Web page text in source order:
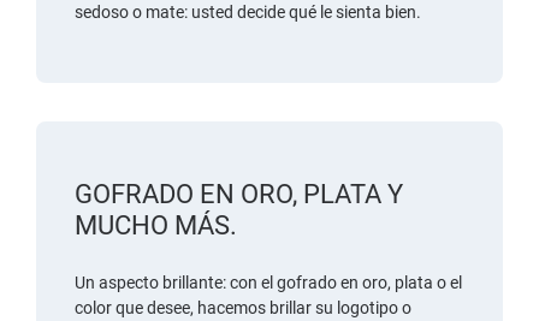
sedoso o mate: usted decide qué le sienta bien.
GOFRADO EN ORO, PLATA Y
MUCHO MÁS.
Un aspecto brillante:con el gofradoen oro, plata o el
color que desee, hacemos brillar su logotipo o